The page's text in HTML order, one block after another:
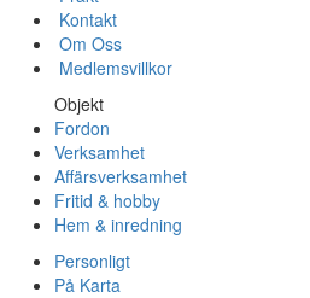
Kontakt
Om Oss
Medlemsvillkor
Objekt
Fordon
Verksamhet
Affärsverksamhet
Fritid & hobby
Hem & inredning
Personligt
På Karta